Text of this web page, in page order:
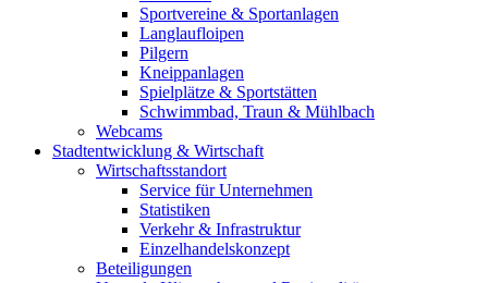
Sportvereine & Sportanlagen
Langlaufloipen
Pilgern
Kneippanlagen
Spielplätze & Sportstätten
Schwimmbad, Traun & Mühlbach
Webcams
Stadtentwicklung & Wirtschaft
Wirtschaftsstandort
Service für Unternehmen
Statistiken
Verkehr & Infrastruktur
Einzelhandelskonzept
Beteiligungen